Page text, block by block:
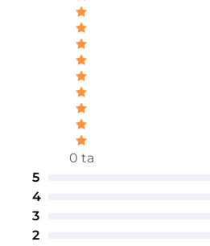
0 ta
5
4
3
2